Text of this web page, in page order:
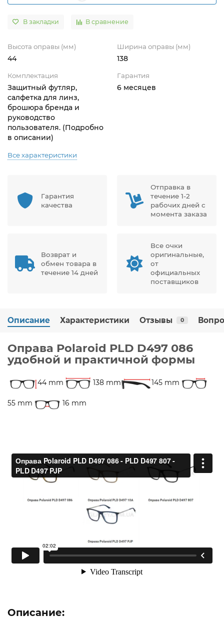
В закладки В сравнение
Высота оправы (мм)
44
Ширина оправы (мм)
138
Комплектация
Защитный футляр,
салфетка для линз,
брошюра бренда и
руководство
пользователя. (Подробно
в описании)
Гарантия
6 месяцев
Все характеристики
Гарантия
качества
Отправка в
течение 1-2
рабочих дней с
момента заказа
Возврат и
обмен товара в
течение 14 дней
Все очки
оригинальные,
от
официальных
поставщиков
Описание Характеристики Отзывы 0
Оправа Polaroid PLD D497 086
удобной и практичной формы
44 mm 138 mm 145 mm
55 mm 16 mm
Описание: